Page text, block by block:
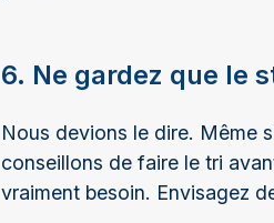
6. Ne gardez que le
Nous devions le dire. Même
conseillons de faire le tri
vraiment besoin. Envisagez